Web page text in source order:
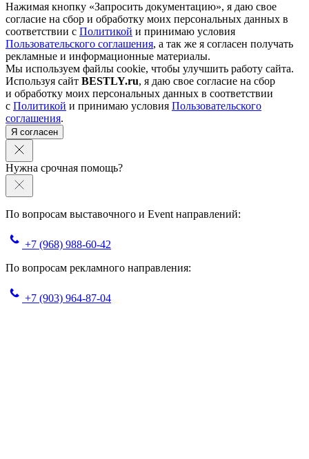
Нажимая кнопку «Запросить документацию», я даю свое
согласие на сбор и обработку моих персональных данных в
соответствии с Политикой и принимаю условия
Пользовательского соглашения, а так же я согласен получать
рекламные и информационные материалы.
Мы используем файлы cookie, чтобы улучшить работу сайта.
Используя сайт BESTLY.ru, я даю свое согласие на сбор
и обработку моих персональных данных в соответствии
с Политикой и принимаю условия Пользовательского
соглашения.
Я согласен
Нужна срочная помощь?
По вопросам выставочного и Event направлений:
+7 (968) 988-60-42
По вопросам рекламного направления:
+7 (903) 964-87-04